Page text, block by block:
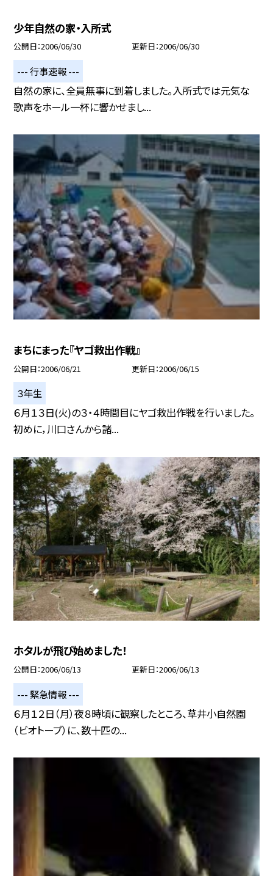
少年自然の家・入所式
公開日 2006/06/30 更新日 2006/06/30
--- 行事速報 ---
自然の家に、全員無事に到着しました。入所式では元気な
歌声をホール一杯に響かせまし...
まちにまった『ヤゴ救出作戦』
公開日 2006/06/21 更新日 2006/06/15
３年生
６月１３日(火)の３・４時間目にヤゴ救出作戦を行いました。
初めに，川口さんから諸...
ホタルが飛び始めました！
公開日 2006/06/13 更新日 2006/06/13
--- 緊急情報 ---
６月１２日（月）夜８時頃に観察したところ、草井小自然園
（ビオトープ）に、数十匹の...